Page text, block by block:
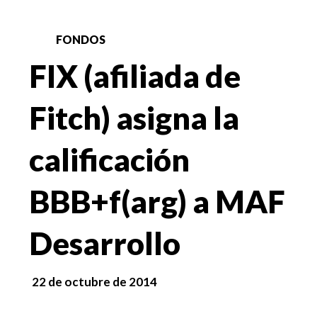
FONDOS
FIX (afiliada de
Fitch) asigna la
calificación
BBB+f(arg) a MAF
Desarrollo
22 de octubre de 2014